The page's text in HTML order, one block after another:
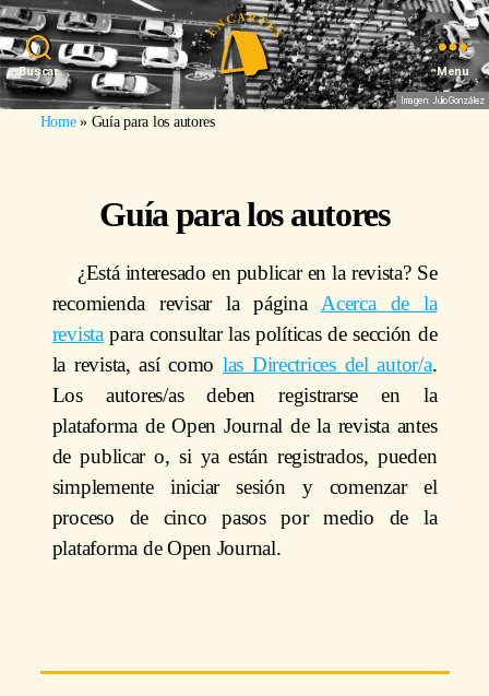
Buscar Menu
Imagen: Julio González
Home» Guía para los autores
Guía para los autores
¿Está interesado en publicar en la revista? Se
recomienda revisar la página Acerca de la
revistapara consultar las políticas de sección de
la revista, así como las Directrices del autor/a.
Los autores/as deben registrarse en la
plataforma de Open Journal de la revista antes
de publicar o, si ya están registrados, pueden
simplemente iniciar sesión y comenzar el
proceso de cinco pasos por medio de la
plataforma de Open Journal.